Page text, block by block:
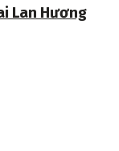
Lan Hương